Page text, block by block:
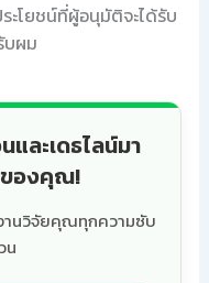
ะโยชน์ที่ผู้อนุมัติจะได้รับ
บผม
ละเดธไลน์มา
ของคุณ!
านวิจัยคุณทุกความซับ
น